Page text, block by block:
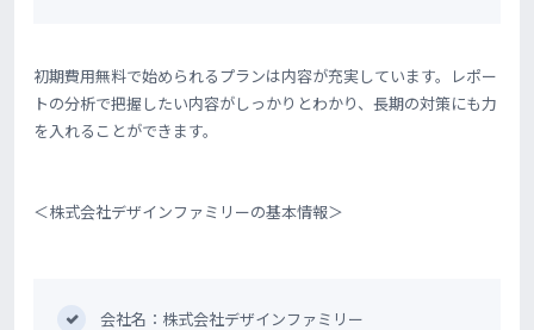
初期費用無料で始められるプランは内容が充実しています。レポー
トの分析で把握したい内容がしっかりとわかり、長期の対策にも力
を入れることができます。
＜株式会社デザインファミリーの基本情報＞
会社名：株式会社デザインファミリー